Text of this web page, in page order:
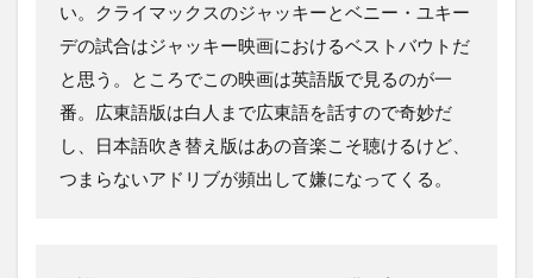
い。クライマックスのジャッキーとベニー・ユキー
デの試合はジャッキー映画におけるベストバウトだ
と思う。ところでこの映画は英語版で見るのが一
番。広東語版は白人まで広東語を話すので奇妙だ
し、日本語吹き替え版はあの音楽こそ聴けるけど、
つまらないアドリブが頻出して嫌になってくる。